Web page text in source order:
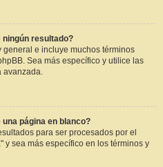
ningún resultado?
e incluye muchos términos
Sea más específico y utilice las
avanzada.
página en blanco?
para ser procesados por el
y sea más específico en los términos y